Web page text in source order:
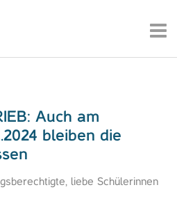
Auch am
bleiben die
liebe Schülerinnen